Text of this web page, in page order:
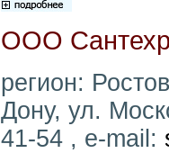
ООО
регион:
Дону, ул.
41-54 , e-mail: